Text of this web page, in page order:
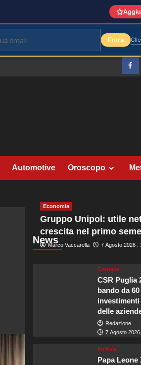
Automotive Oroscopo
News
Economia
Gruppo Unipol: utile
crescita nel primo
Marco Vaccarella 7 Agosto 2026 :
Cronaca
CSR Puglia
bando da
delle
Redazione
7 Agosto
Politica
Papa Leone
Entra